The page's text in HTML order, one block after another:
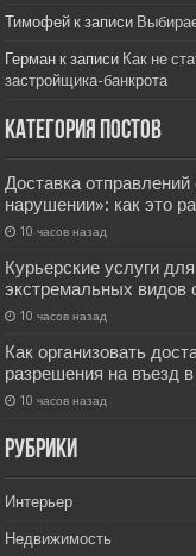
Тимофей к записи
Герман к записи Как не
застройщика-банкрота
Категория постов
Доставка
нарушении»: как это
10 часов назад
Курьерские услуги
экстремальных видов
10 часов назад
Как организовать
разрешения на въезд
10 часов назад
РУбрики
Интерьер
Недвижимость